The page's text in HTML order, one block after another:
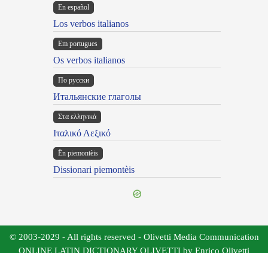
En español
Los verbos italianos
Em portugues
Os verbos italianos
По русски
Итальянские глаголы
Στα ελληνικά
Ιταλικό Λεξικό
Ën piemontèis
Dissionari piemontèis
© 2003-2029 - All rights reserved - Olivetti Media Communication
ONLINE LATIN DICTIONARY OLIVETTI by Enrico Olivetti